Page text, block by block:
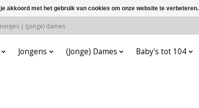
| (jonge) dames
Jongens (Jonge) Dames Baby's tot 104
akkoord met het gebruik van cookies om onze website te verbeteren.